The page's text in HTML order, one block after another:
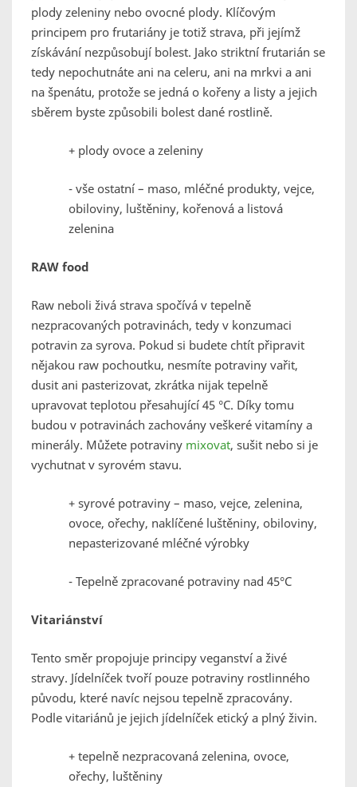
plody zeleniny nebo ovocné plody. Klíčovým
principem pro frutariány je totiž strava, při jejímž
získávání nezpůsobují bolest. Jako striktní frutarián se
tedy nepochutnáte ani na celeru, ani na mrkvi a ani
na špenátu, protože se jedná o kořeny a listy a jejich
sběrem byste způsobili bolest dané rostlině.
+ plody ovoce a zeleniny
- vše ostatní – maso, mléčné produkty, vejce,
obiloviny, luštěniny, kořenová a listová
zelenina
RAW food
Raw neboli živá strava spočívá v tepelně
nezpracovaných potravinách, tedy v konzumaci
potravin za syrova. Pokud si budete chtít připravit
nějakou raw pochoutku, nesmíte potraviny vařit,
dusit ani pasterizovat, zkrátka nijak tepelně
upravovat teplotou přesahující 45 °C. Díky tomu
budou v potravinách zachovány veškeré vitamíny a
minerály. Můžete potraviny mixovat, sušit nebo si je
vychutnat v syrovém stavu.
+ syrové potraviny – maso, vejce, zelenina,
ovoce, ořechy, naklíčené luštěniny, obiloviny,
nepasterizované mléčné výrobky
- Tepelně zpracované potraviny nad 45°C
Vitariánství
Tento směr propojuje principy veganství a živé
stravy. Jídelníček tvoří pouze potraviny rostlinného
původu, které navíc nejsou tepelně zpracovány.
Podle vitariánů je jejich jídelníček etický a plný živin.
+ tepelně nezpracovaná zelenina, ovoce,
ořechy, luštěniny